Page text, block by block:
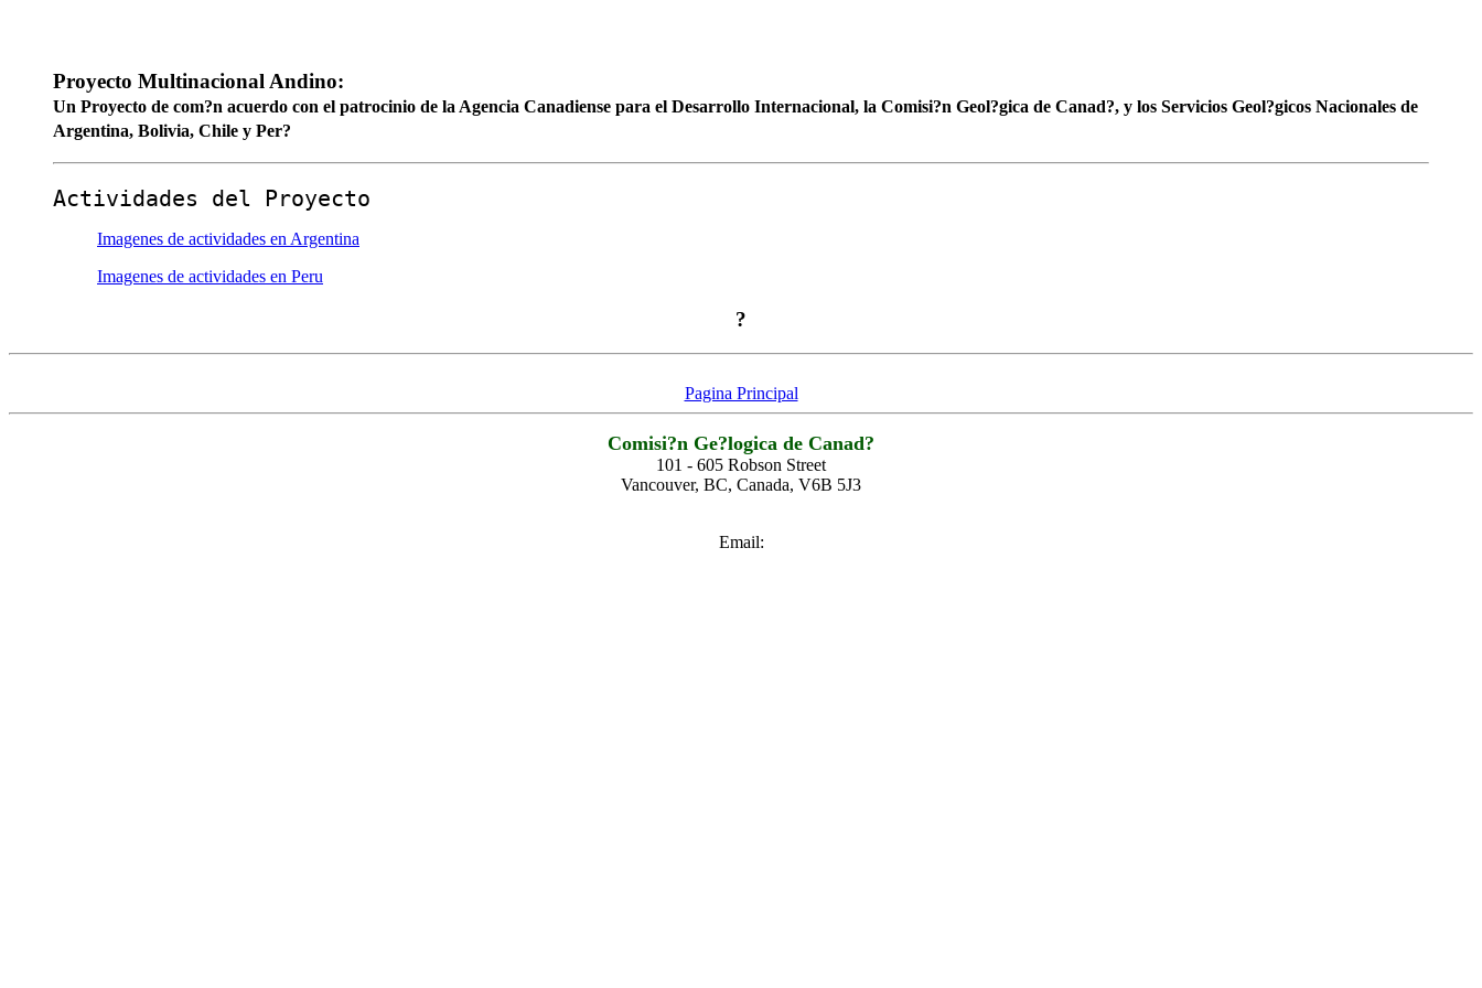
Proyecto Multinacional Andino:
Un Proyecto de com?n acuerdo con el patrocinio de la Agencia Canadiense para el Desarrollo Internacional, la Comisi?n Geol?gica de Canad?, y los Servicios Geol?gicos Nacionales de
Argentina, Bolivia, Chile y Per?
Actividades del Proyecto
Imagenes de actividades en Argentina
Imagenes de actividades en Peru
?
Pagina Principal
Comisi?n Ge?logica de Canad?
101 - 605 Robson Street
Vancouver, BC, Canada, V6B 5J3
Email: